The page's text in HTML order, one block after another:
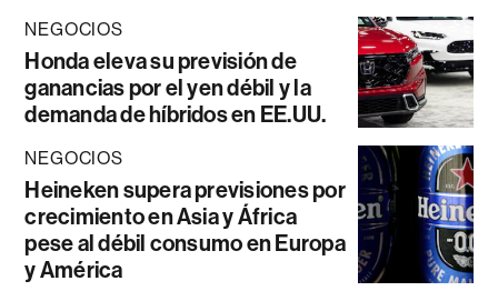
NEGOCIOS
Honda eleva su previsión de
ganancias por el yen débil y la
demanda de híbridos en EE.UU.
NEGOCIOS
Heineken supera previsiones por
crecimiento en Asia y África
pese al débil consumo en Europa
y América